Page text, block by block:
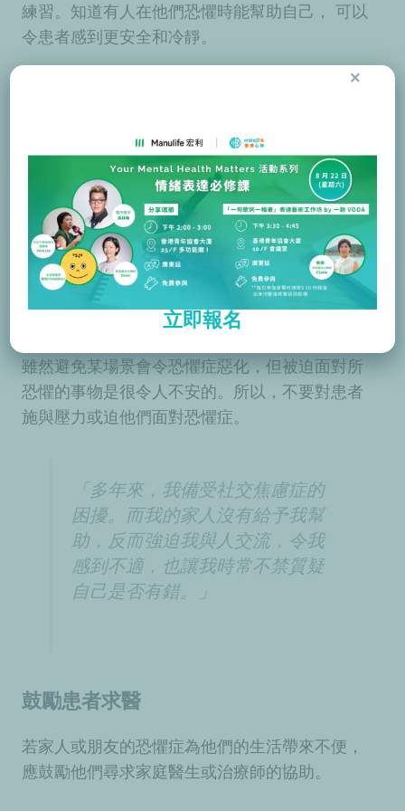
練習。知道有人在他們恐懼時能幫助自己， 可以
令患者感到更安全和冷靜。
何幫助我冷靜下來，我覺得自己
的病情進步了。專心聆聽他的一
字一句，我能冷靜下來，感到舒
服。」
雖然避免某場景會令恐懼症惡化，但被迫面對所
恐懼的事物是很令人不安的。所以，不要對患者
施與壓力或迫他們面對恐懼症。
「多年來，我備受社交焦慮症的
困擾。而我的家人沒有給予我幫
助，反而強迫我與人交流，令我
感到不適，也讓我時常不禁質疑
自己是否有錯。」
鼓勵患者求醫
若家人或朋友的恐懼症為他們的生活帶來不便，
應鼓勵他們尋求家庭醫生或治療師的協助。
立即報名
×